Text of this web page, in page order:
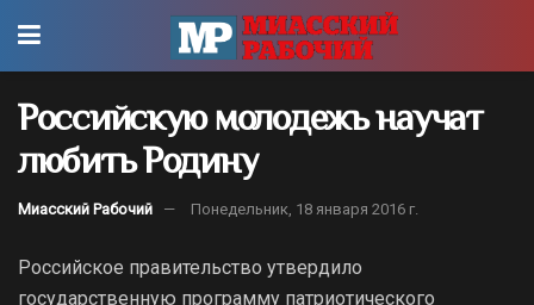
Российскую молодежь научат
любить Родину
Миасский Рабочий Понедельник, 18 января 2016 г.
Российское правительство утвердило
государственную программу патриотического